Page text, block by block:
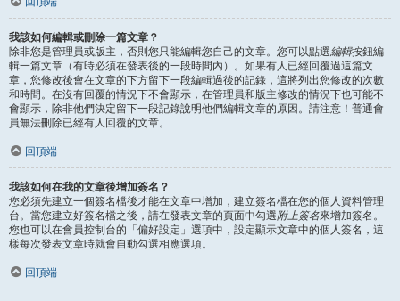
我該如何編輯或刪除一篇文章？
除非您是管理員或版主，否則您只能編輯您自己的文章。您可以點選編輯按鈕編
輯一篇文章（有時必須在發表後的一段時間內）。如果有人已經回覆過這篇文
章，您修改後會在文章的下方留下一段編輯過後的記錄，這將列出您修改的次數
和時間。在沒有回覆的情況下不會顯示，在管理員和版主修改的情況下也可能不
會顯示，除非他們決定留下一段記錄說明他們編輯文章的原因。請注意！普通會
員無法刪除已經有人回覆的文章。
回頂端
我該如何在我的文章後增加簽名？
您必須先建立一個簽名檔後才能在文章中增加，建立簽名檔在您的個人資料管理
台。當您建立好簽名檔之後，請在發表文章的頁面中勾選附上簽名來增加簽名。
您也可以在會員控制台的「偏好設定」選項中，設定顯示文章中的個人簽名，這
樣每次發表文章時就會自動勾選相應選項。
回頂端